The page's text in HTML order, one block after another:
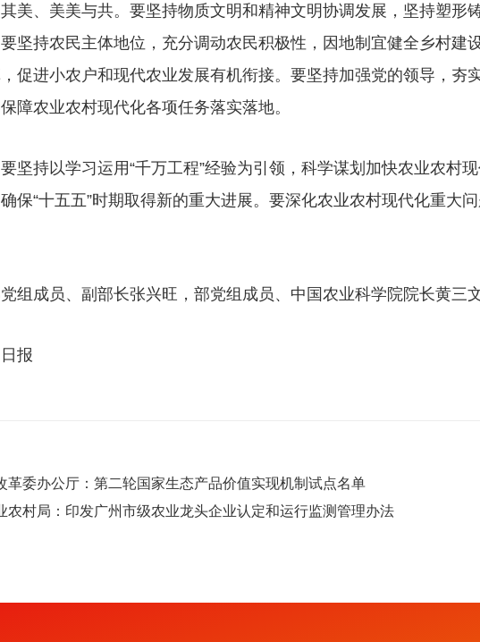
美、美美与共。要坚持物质文明和精神文明协调发展，坚持塑形
坚持农民主体地位，充分调动农民积极性，因地制宜健全乡村建
促进小农户和现代农业发展有机衔接。要坚持加强党的领导，夯
障农业农村现代化各项任务落实落地。
持以学习运用“千万工程”经验为引领，科学谋划加快农业农村
保“十五五”时期取得新的重大进展。要深化农业农村现代化重大
成员、副部长张兴旺，部党组成员、中国农业科学院院长黄三文
报
革委办公厅：第二轮国家生态产品价值实现机制试点名单
农村局：印发广州市级农业龙头企业认定和运行监测管理办法